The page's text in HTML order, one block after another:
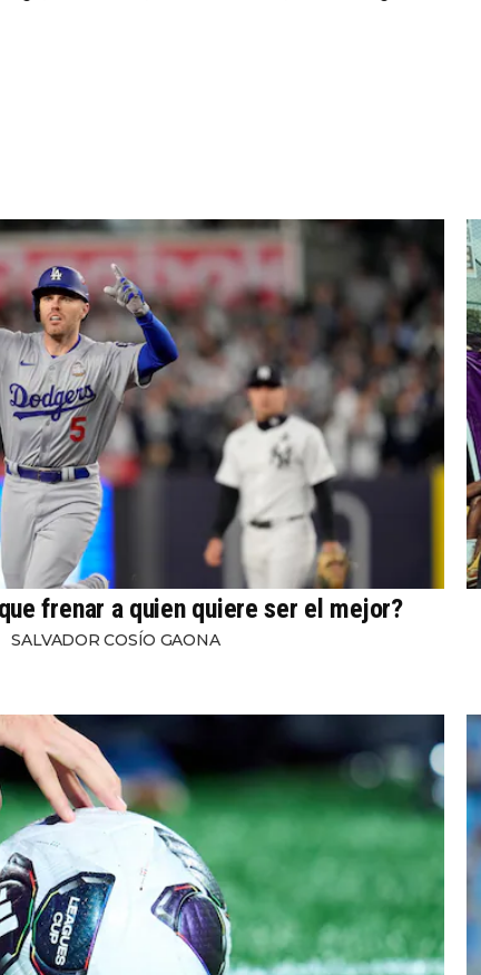
frenar a quien quiere ser el mejor?
SALVADOR COSÍO GAONA